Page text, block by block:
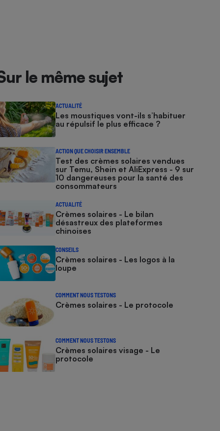
le même sujet
ACTUALITÉ
Les moustiques vont-ils s’habituer
au répulsif le plus efficace ?
ACTION QUE CHOISIR ENSEMBLE
Test des crèmes solaires vendues
sur Temu, Shein et AliExpress - 9 sur
10 dangereuses pour la santé des
consommateurs
ACTUALITÉ
Crèmes solaires - Le bilan
désastreux des plateformes
chinoises
CONSEILS
Crèmes solaires - Les logos à la
loupe
COMMENT NOUS TESTONS
Crèmes solaires - Le protocole
COMMENT NOUS TESTONS
Crèmes solaires visage - Le
protocole